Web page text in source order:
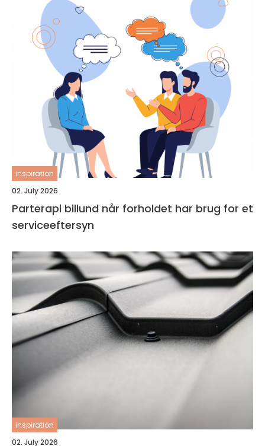
inspiration
02. July 2026
Parterapi billund når forholdet har brug for et
serviceeftersyn
inspiration
02. July 2026